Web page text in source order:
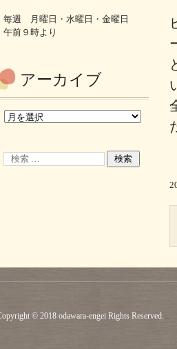
毎週 月曜日・水曜日・金曜日
午前９時より
アーカイブ
© 2018 odawara-engei Rights Reserved.